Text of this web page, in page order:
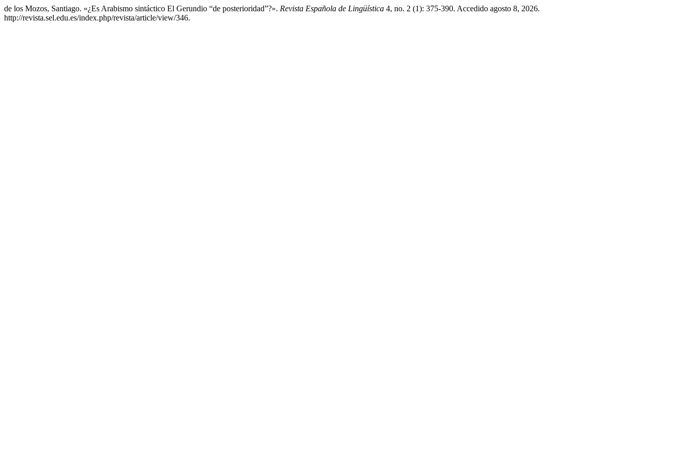
de los Mozos, Santiago. «¿Es Arabismo sintáctico El Gerundio “de posterioridad”?». Revista Española de Lingüística 4, no. 2 (1): 375-390. Accedido agosto 8, 2026.
http://revista.sel.edu.es/index.php/revista/article/view/346.